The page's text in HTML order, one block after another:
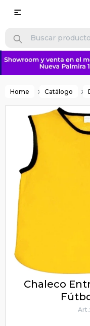

Home Catálogo
Chaleco